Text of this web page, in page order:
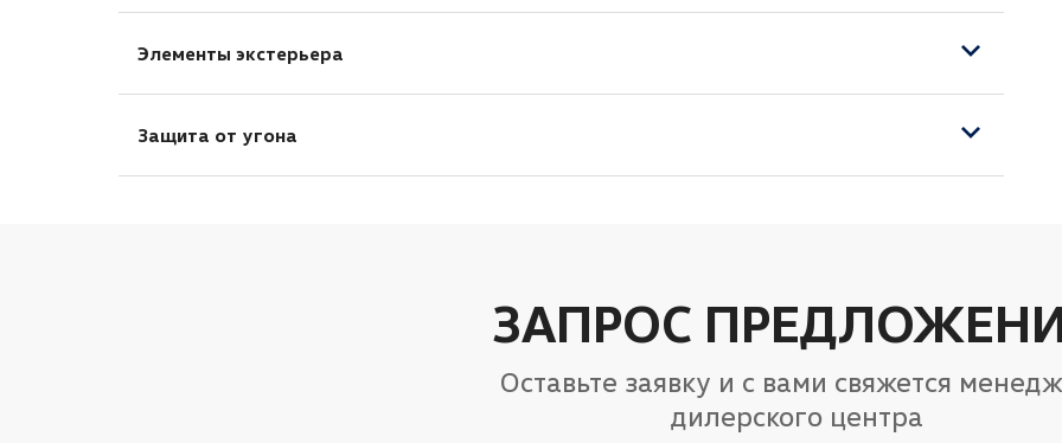
Блокировка замков задних дверей
Подушка безопасности водителя
Подушка безопасности пассажира
Элементы экстерьера
Защита от угона
ЗАПРОС
Оставьте заявку и с вами свяжется
дилерского центра